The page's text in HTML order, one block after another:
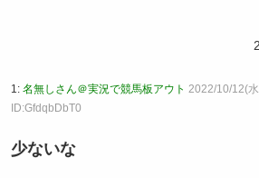
1: 名無しさん＠実況で競馬板アウト 2022/10/12(
ID:GfdqbDbT0
少ないな